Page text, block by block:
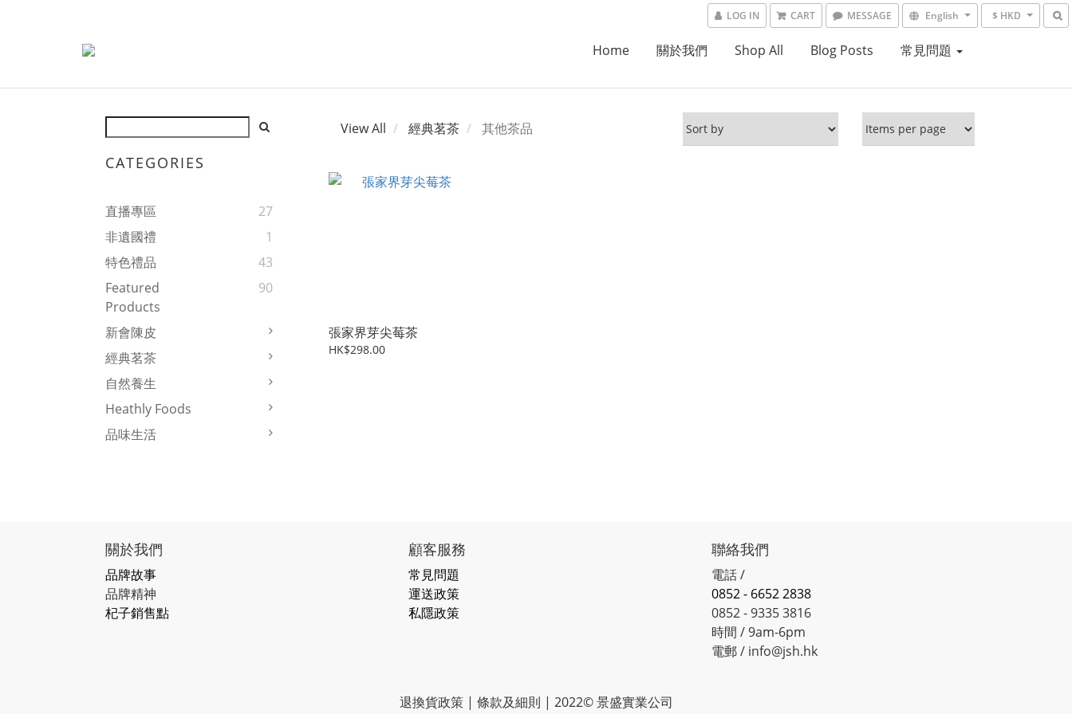
LOG IN CART MESSAGE English $ HKD
Home 關於我們 Shop All Blog Posts 常見問題
CATEGORIES
直播專區
27
非遺國禮
1
特色禮品
43
Featured
Products
90
新會陳皮
經典茗茶
自然養生
Heathly Foods
品味生活
View All 經典茗茶 其他茶品
張家界芽尖莓茶
HK$298.00
關於我們
品牌故事
品牌精神
杞子銷售點
顧客服務
常見問題
運送政策
私隱政策
聯絡我們
電話 /
0852 - 6652 2838
0852 - 9335 3816
時間 / 9am-6pm
電郵 / info@jsh.hk
退換貨政策 | 條款及細則 | 2022© 景盛實業公司